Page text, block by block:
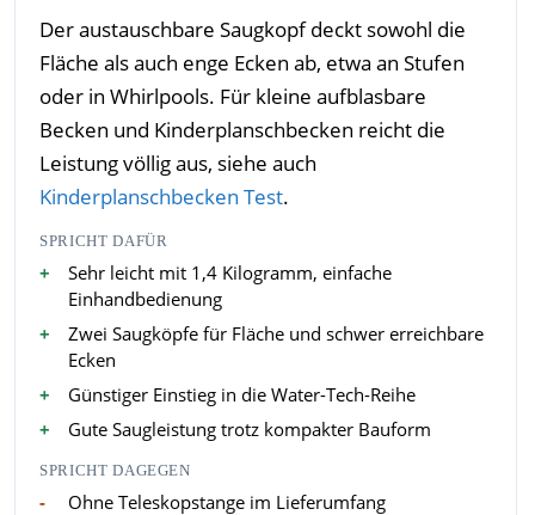
Der austauschbare Saugkopf deckt sowohl die
Fläche als auch enge Ecken ab, etwa an Stufen
oder in Whirlpools. Für kleine aufblasbare
Becken und Kinderplanschbecken reicht die
Leistung völlig aus, siehe auch
Kinderplanschbecken Test.
SPRICHT DAFÜR
Sehr leicht mit 1,4 Kilogramm, einfache
Einhandbedienung
Zwei Saugköpfe für Fläche und schwer erreichbare
Ecken
Günstiger Einstieg in die Water-Tech-Reihe
Gute Saugleistung trotz kompakter Bauform
SPRICHT DAGEGEN
Ohne Teleskopstange im Lieferumfang